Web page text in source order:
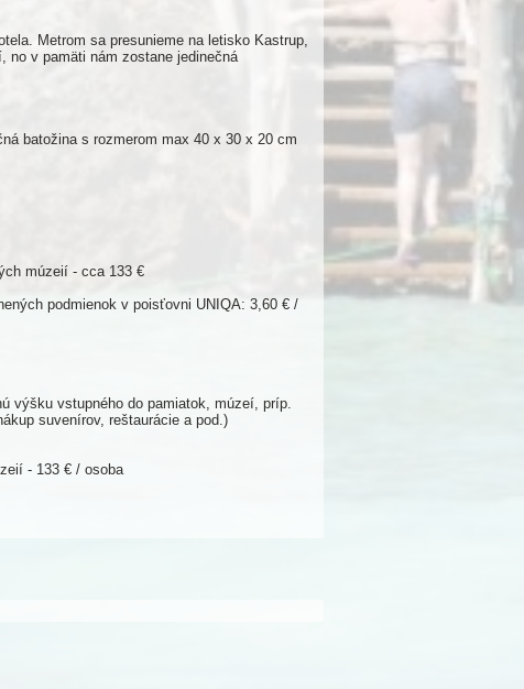
Metrom sa presunieme na letisko Kastrup,
no v pamäti nám zostane jedinečná
batožina s rozmerom max 40 x 30 x 20 cm
múzeií - cca 133 €
podmienok v poisťovni UNIQA: 3,60 € /
výšku vstupného do pamiatok, múzeí, príp.
suvenírov, reštaurácie a pod.)
- 133 € / osoba